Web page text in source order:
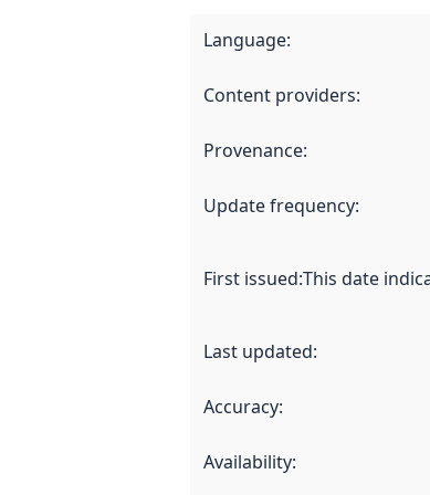
Language:
Content providers:
Provenance:
Update frequency:
First issued:This date
Last updated:
Accuracy:
Availability: